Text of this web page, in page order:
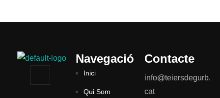
Navegació
Inici
Qui Som
Contacte
info@teiersdegurb.
cat